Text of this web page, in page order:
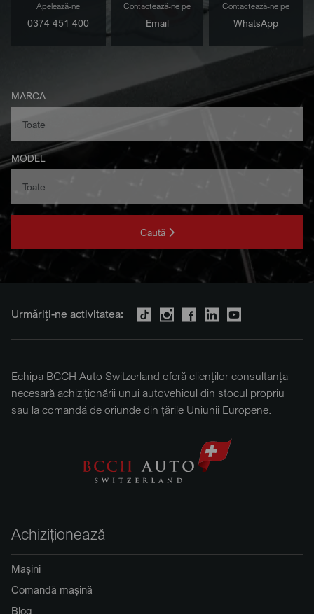
Apelează-ne
0374 451 400
Contactează-ne pe
Email
Contactează-ne pe
WhatsApp
MARCA
MODEL
Caută
Urmăriți-ne activitatea:
Echipa BCCH Auto Switzerland oferă clienților consultanța
necesară achiziționării unui autovehicul din stocul propriu
sau la comandă de oriunde din țările Uniunii Europene.
Achiziționează
Mașini
Comandă mașină
Blog